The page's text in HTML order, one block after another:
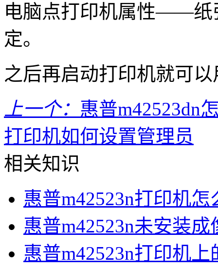
电脑点打印机属性——
定。
之后再启动打印机就可
上一个： 惠普m42523dn
打印机如何设置管理员
相关知识
惠普m42523n打印机怎
惠普m42523n未安装
惠普m42523n打印机